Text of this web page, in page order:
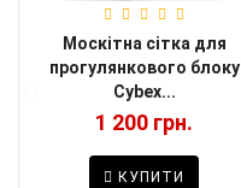
Москітна сітка для
прогулянкового блоку
Cybex...
1 200 грн.
КУПИТИ